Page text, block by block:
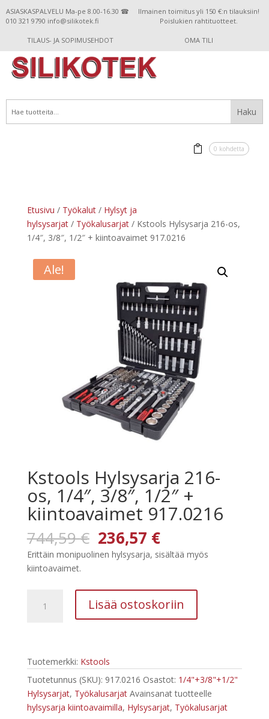
ASIASKASPALVELU Ma-pe 8.00-16.30 ☎
010 321 9790 info@silikotek.fi
Ilmainen toimitus yli 150 €:n tilauksiin!
Poislukien rahtituotteet.
TILAUS- JA SOPIMUSEHDOT OMA TILI
0 kohdetta
Etusivu / Työkalut/ Hylsyt ja
hylsysarjat/ Työkalusarjat/ Kstools Hylsysarja 216-os,
1/4″, 3/8″, 1/2″ + kiintoavaimet 917.0216
Ale!
Kstools Hylsysarja 216-
os, 1/4″, 3/8″, 1/2″ +
kiintoavaimet 917.0216
744,59€ Alkuperäinen
hinta
oli:
236,57 €Nykyinen
hinta
on:
Erittäin monipuolinen hylsysarja, sisältää myös
kiintoavaimet.
Hylsysarja
3/8",
1/2"
+
kiintoavaimet
Lisää ostoskoriin
Tuotemerkki: Kstools
Tuotetunnus (SKU): 917.0216 Osastot: 1/4"+3/8"+1/2"
Hylsysarjat, Työkalusarjat Avainsanat tuotteelle
hylsysarja kiintoavaimilla, Hylsysarjat, Työkalusarjat